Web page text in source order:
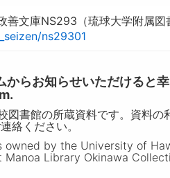
善文庫NS293（琉球大学附属図
ns29301
からお知らせいただける
図書館の所蔵資料です。資料
絡ください。
owned by the University of
Library Okinawa